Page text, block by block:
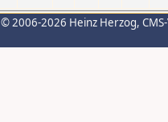
© 2006-2026 Heinz Herzog,